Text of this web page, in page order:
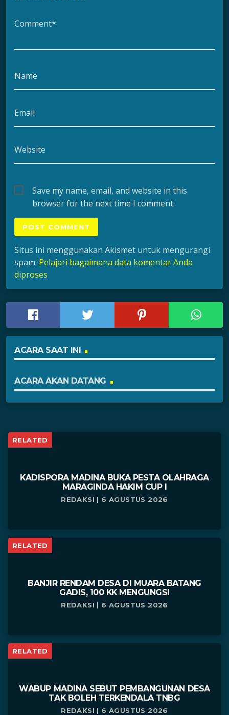
Comment*
Name
Email
Website
Save my name, email, and website in this
browser for the next time I comment.
Situs ini menggunakan Akismet untuk mengurangi
spam. Pelajari bagaimana data komentar Anda
diproses
ACARA SAAT INI
ACARA AKAN DATANG
RELATED
KADISPORA MADINA BUKA PESTA OLAHRAGA
MARAGINDA HAKIM CUP I
REDAKSI | 6 AGUSTUS 2026
RELATED
BANJIR RENDAM DESA DI MUARA BATANG
GADIS, 100 KK MENGUNGSI
REDAKSI | 6 AGUSTUS 2026
RELATED
WABUP MADINA SEBUT PEMBANGUNAN DESA
TAK BOLEH TERKENDALA TNBG
REDAKSI | 6 AGUSTUS 2026